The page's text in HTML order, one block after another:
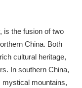
is the fusion of two
China. Both
cultural heritage,
In southern China,
mountains,